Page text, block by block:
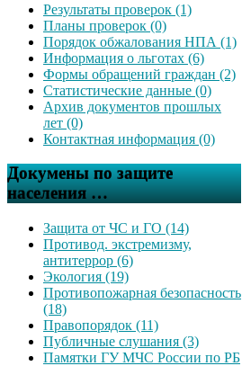
Результаты проверок (1)
Планы проверок (0)
Порядок обжалования НПА (1)
Информация о льготах (6)
Формы обращений граждан (2)
Статистические данные (0)
Архив документов прошлых
лет (0)
Контактная информация (0)
Докумены по защите
населения …
Защита от ЧС и ГО (14)
Противод. экстремизму,
антитеррор (6)
Экология (19)
Противопожарная безопасность
(18)
Правопорядок (11)
Публичные слушания (3)
Памятки ГУ МЧС России по РБ